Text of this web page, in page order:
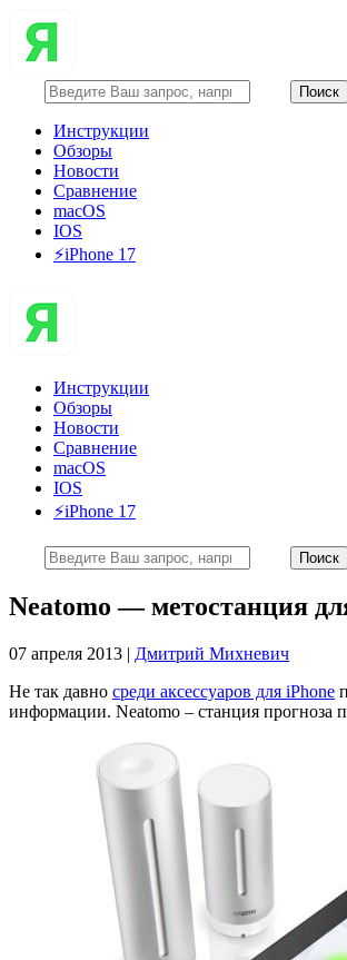
Инструкции
Обзоры
Новости
Сравнение
macOS
IOS
⚡️iPhone 17
Инструкции
Обзоры
Новости
Сравнение
macOS
IOS
⚡️iPhone 17
Neatomo — метостанция
07 апреля 2013 | Дмитрий Михневич
Не так давно среди аксессуаров для iPhone
информации. Neatomo – станция прогноза